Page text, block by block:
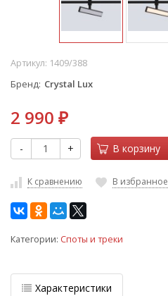
Артикул: 1409/388
Бренд Crystal Lux
2 990 ₽
- + В корзину
К сравнению В избранное
Категории: Споты и треки
Характеристики